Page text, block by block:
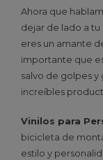
Ahora que
dejar de lado a tu
eres un amante
importante que
salvo de golpes y
increíbles
Vinilos para
bicicleta de
estilo y